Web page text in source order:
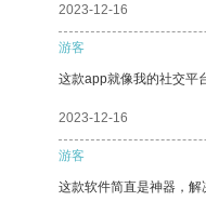
2023-12-16
游客
这款app就像我的社交平
2023-12-16
游客
这款软件简直是神器，解